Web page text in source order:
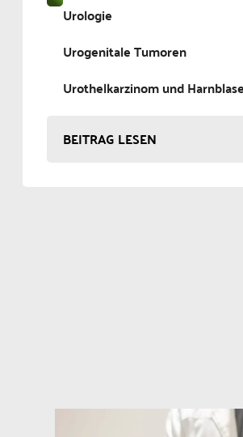
Urologie
Urogenitale Tumoren
Urothelkarzinom und
BEITRAG LESEN